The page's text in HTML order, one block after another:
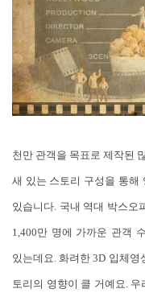
천만 관객을 목표로 제작된
새 있는 스토리 구성을 통해
있습니다. 국내 역대 박스오
1,400만 명에 가까운 관객
있는데요. 화려한 3D 입체영
토리의 영향이 클 거예요.